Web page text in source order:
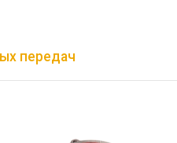
передач